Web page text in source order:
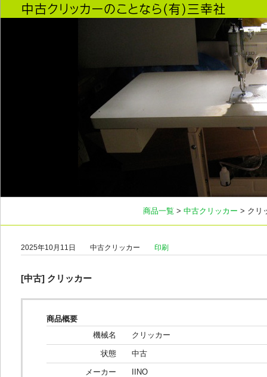
商品一覧 > 中古クリッカー > クリ
2025年10月11日 中古クリッカー 印刷
[中古] クリッカー
商品概要
機械名
クリッカー
状態 中古
メーカー IINO